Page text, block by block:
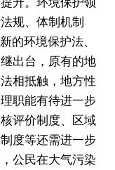
规、体制机制
的环境保护法、
出台，原有的地
相抵触，地方性
职能有待进一步
评价制度、区域
度等还需进一步
公民在大气污染